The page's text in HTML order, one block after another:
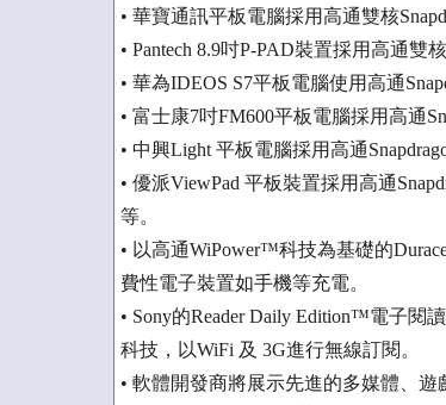
• 華寶通訊平板電腦採用高通雙核
• Pantech 8.9吋P-PAD裝置採用高通雙
• 華為IDEOS S7平板電腦使用高通
• 富士康7吋FM600平板電腦採用高通
• 中興Light 平板電腦採用高通
• 優派ViewPad 平板裝置採用高通
等。
• 以高通WiPower™科技為基礎的
費性電子裝置如手機等充電。
• Sony的Reader Daily Edition™電子閱
科技，以WiFi 及 3G進行無線訂閱。
• 軟體開發商將展示先進的多媒體、遊